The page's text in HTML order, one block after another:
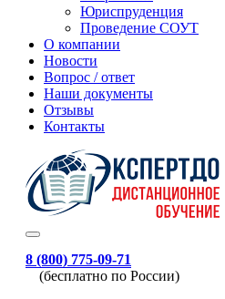
Юриспруденция
Проведение СОУТ
О компании
Новости
Вопрос / ответ
Наши документы
Отзывы
Контакты
8 (800) 775-09-71
(бесплатно по России)